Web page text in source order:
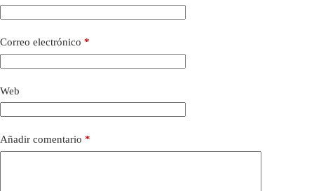
Correo electrónico *
Web
Añadir comentario *